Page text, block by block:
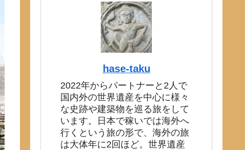
hase-taku
2022年からパートナーと2人で
国内外の世界遺産を中心に様々
な史跡や建築物を巡る旅をして
います。日本で稼いでは海外へ
行くという旅の形で、海外の旅
は大体年に2回ほど。世界遺産